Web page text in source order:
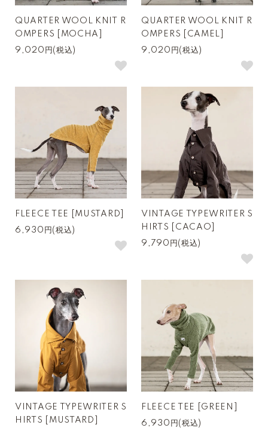
QUARTER WOOL KNIT R
OMPERS [MOCHA]
9,020円(税込)
QUARTER WOOL KNIT R
OMPERS [CAMEL]
9,020円(税込)
FLEECE TEE [MUSTARD]
6,930円(税込)
VINTAGE TYPEWRITER S
HIRTS [CACAO]
9,790円(税込)
VINTAGE TYPEWRITER S
HIRTS [MUSTARD]
FLEECE TEE [GREEN]
6,930円(税込)